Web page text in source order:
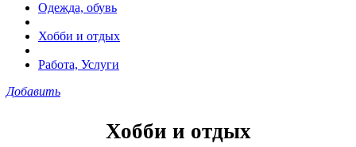
Одежда, обувь
Хобби и отдых
Работа, Услуги
Добавить
Хобби и отдых